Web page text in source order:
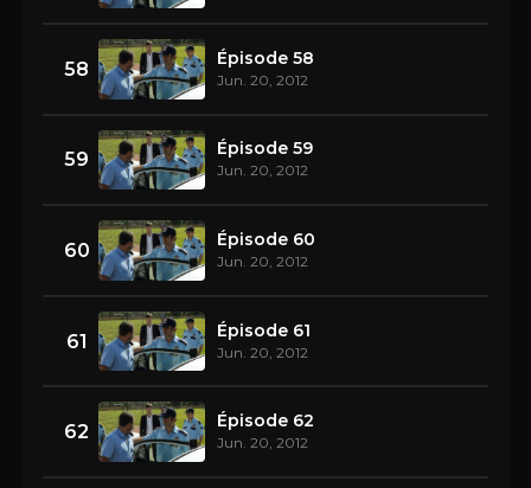
58 Épisode 58
Jun. 20, 2012
59 Épisode 59
Jun. 20, 2012
60 Épisode 60
Jun. 20, 2012
61 Épisode 61
Jun. 20, 2012
62 Épisode 62
Jun. 20, 2012